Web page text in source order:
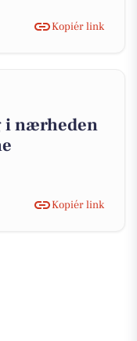
Kopiér link
i nærheden
Kopiér link